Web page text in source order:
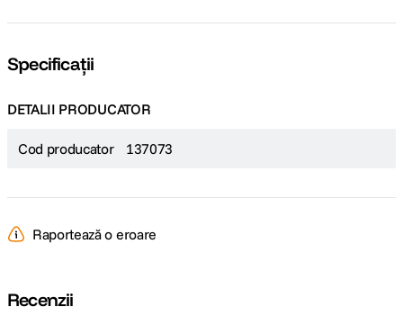
Specificații
DETALII PRODUCATOR
Cod producator 137073
Raportează o eroare
Recenzii